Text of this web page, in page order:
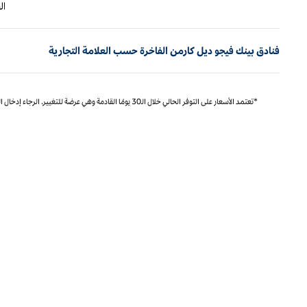
فنادق بينك فيجو ديل كارمن الفاخرة حسب العلامة التجارية
*تعتمد الأسعار على التوفر الحالي خلال الـ30 يومًا القادمة وهي عرضة للتغيير. الرجاء إدخال التواريخ الدقيقة للتسعير المحدد والتوفر.